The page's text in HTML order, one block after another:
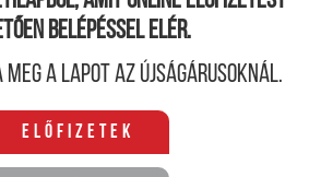
belépéssel elér.
a lapot az újságárusoknál.
Előfizetek